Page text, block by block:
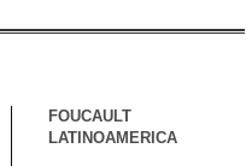
FOUCAULT
LATINOAMERICA